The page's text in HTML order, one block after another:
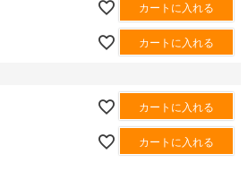
カートに入れる
カートに入れる
カートに入れる
カートに入れる